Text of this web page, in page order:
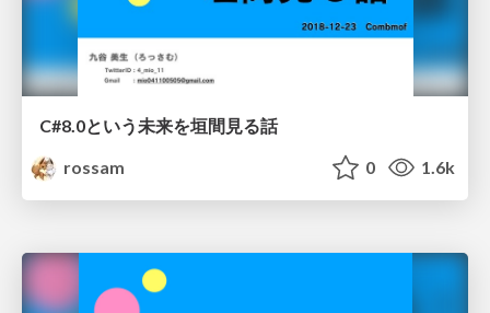
C#8.0という未来を垣間見る話
rossam
0 1.6k